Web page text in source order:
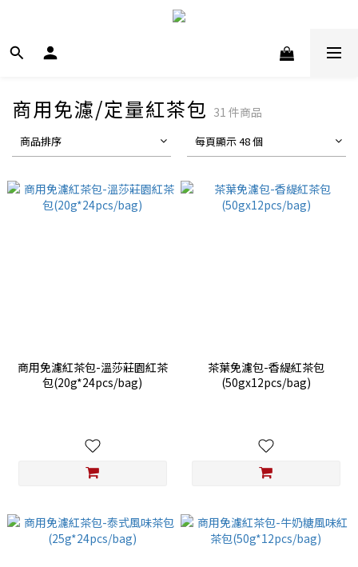
商用免濾/定量紅茶包 31 件商品
商品排序 每頁顯示 48 個
商用免濾紅茶包-溫莎莊園紅茶
包(20g*24pcs/bag)
茶葉免濾包-香緹紅茶包
(50gx12pcs/bag)